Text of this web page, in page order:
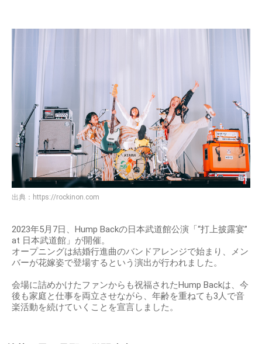
出典： https://rockinon.com
2023年5月7日、Hump Backの日本武道館公演「“打上披露宴”
at 日本武道館」が開催。
オープニングは結婚行進曲のバンドアレンジで始まり、メン
バーが花嫁姿で登場するという演出が行われました。
会場に詰めかけたファンからも祝福されたHump Backは、今
後も家庭と仕事を両立させながら、年齢を重ねても3人で音
楽活動を続けていくことを宣言しました。